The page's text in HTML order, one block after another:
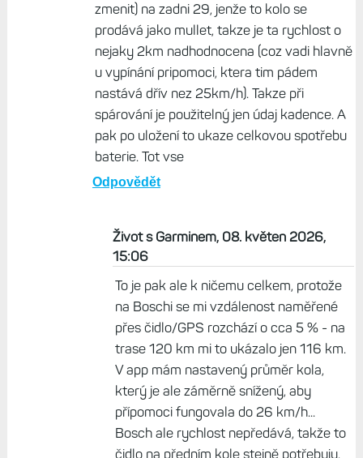
zmenit) na zadni 29, jenže to kolo se
prodává jako mullet, takze je ta rychlost o
nejaky 2km nadhodnocena (coz vadi hlavně
u vypínání pripomoci, ktera tim pádem
nastává dřív nez 25km/h). Takze při
spárování je použitelný jen údaj kadence. A
pak po uložení to ukaze celkovou spotřebu
baterie. Tot vse
Odpovědět
Život s Garminem, 08. květen 2026,
15:06
To je pak ale k ničemu celkem, protože
na Boschi se mi vzdálenost naměřené
přes čidlo/GPS rozchází o cca 5 % - na
trase 120 km mi to ukázalo jen 116 km.
V app mám nastavený průměr kola,
který je ale záměrně snížený, aby
přípomoci fungovala do 26 km/h...
Bosch ale rychlost nepředává, takže to
čidlo na předním kole stejně potřebuju.